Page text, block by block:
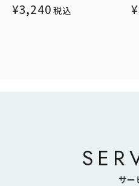
¥1,460 税込 ¥
サー